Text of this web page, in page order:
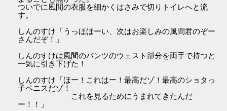
ついでに風間の衣服を細かくはさみで切りトイレへと流
す。
しんのすけ「うっほほーい、次はお楽しみの風間君のぞー
さんだぞ！」
しんのすけは風間のパンツのウェスト部分を両手で持つと
一気に引き下げた！
しんのすけ「ほー！これはー！最高だゾ！最高のショタっ
子ペニスだゾ！
これを見るためにうまれてきたんだ
ー！！」